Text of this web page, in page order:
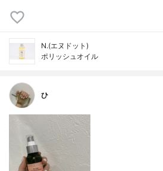
N.(エヌドット)
ポリッシュオイル
ひ